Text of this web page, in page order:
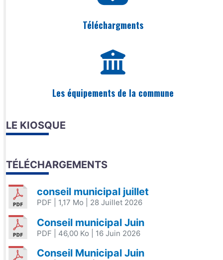
Téléchargments
Les équipements de la commune
LE KIOSQUE
TÉLÉCHARGEMENTS
conseil municipal juillet
PDF | 1,17 Mo | 28 Juillet 2026
Conseil municipal Juin
PDF | 46,00 Ko | 16 Juin 2026
Conseil Municipal Juin